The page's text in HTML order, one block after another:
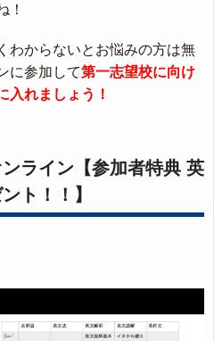
！
わからないとお悩みの方は無
に参加して第一志望校に向け
入れましょう！
ライン【参加者特典 英
ト！！】